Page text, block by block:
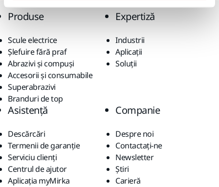
Produse
Scule electrice
Șlefuire fără praf
Abrazivi și compuși
Accesorii și consumabile
Superabrazivi
Branduri de top
Expertiză
Industrii
Aplicații
Soluții
Asistență
Descărcări
Termenii de garanție
Serviciu clienți
Centrul de ajutor
Aplicația myMirka
Companie
Despre noi
Contactaţi-ne
Newsletter
Știri
Carieră